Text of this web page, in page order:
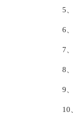
5
6
7
8
9
10